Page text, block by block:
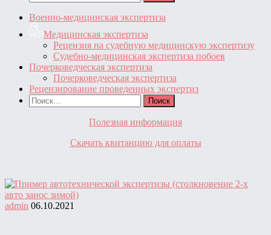
Военно-медицинская экспертиза
Медицинская экспертиза
Рецензия на судебную медицинскую экспертизу
Судебно-медицинская экспертиза побоев
Почерковедческая экспертиза
Почерковедческая экспертиза
Рецензирование проведенных экспертиз
Найти:
Полезная информация
Скачать квитанцию для оплаты
admin 06.10.2021